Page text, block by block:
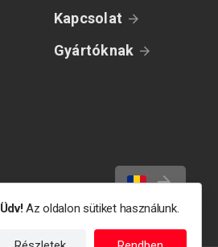
Kapcsolat
Gyártóknak
Üdv!Az oldalon sütiket használunk.